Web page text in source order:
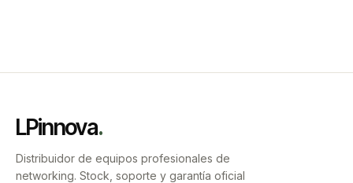
LPinnova.
Distribuidor de equipos profesionales de
networking. Stock, soporte y garantía oficial